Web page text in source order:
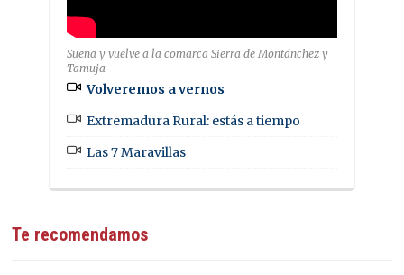
Sueña y vuelve a la comarca Sierra de Montánchez y
Tamuja
Volveremos a vernos
Extremadura Rural: estás a tiempo
Las 7 Maravillas
Te recomendamos